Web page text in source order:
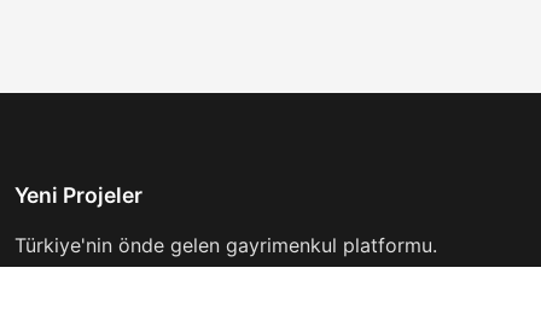
Yeni Projeler
Türkiye'nin önde gelen gayrimenkul platformu.
Hayalinizdeki evi bulmanıza yardımcı oluyoruz.